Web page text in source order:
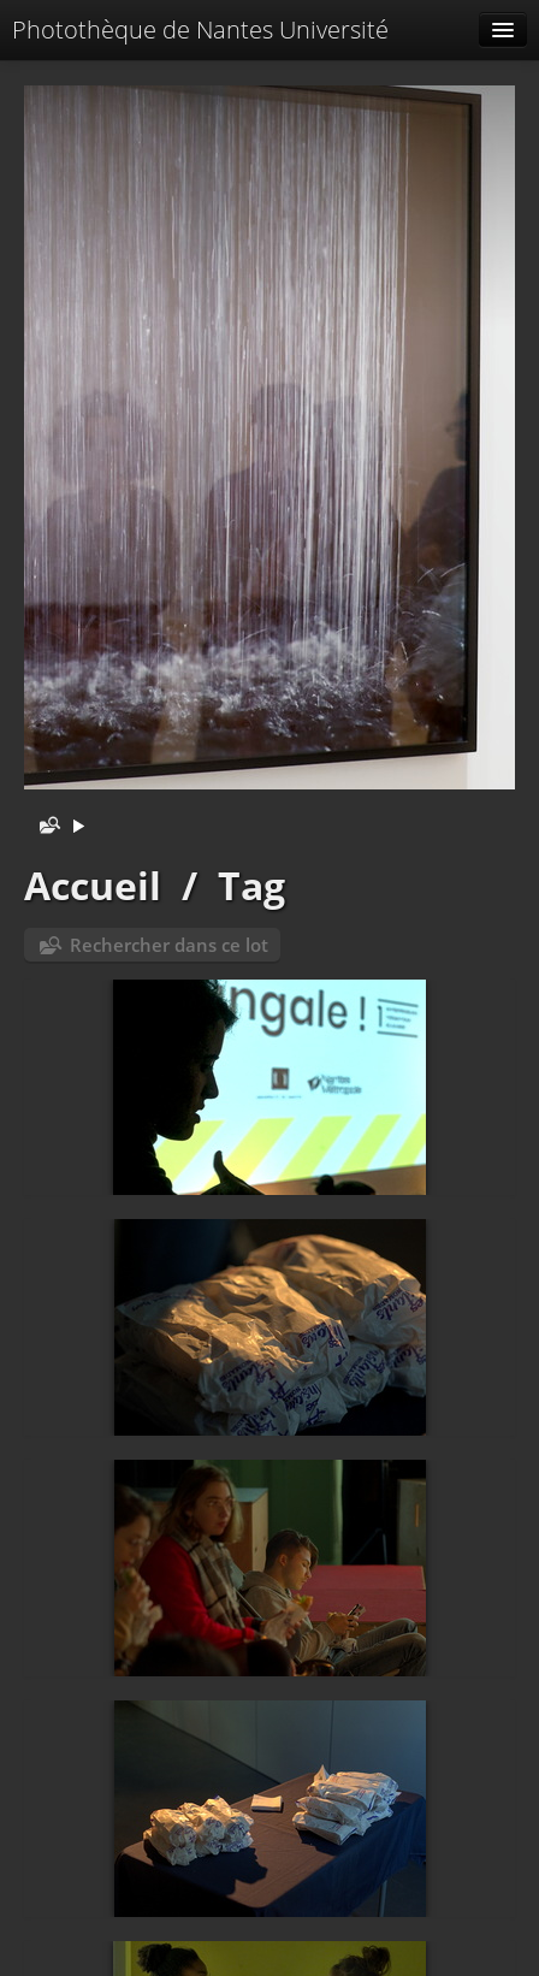
Photothèque de Nantes Université
Spéciales
Identification
Accueil / Tag
Rechercher dans ce lot